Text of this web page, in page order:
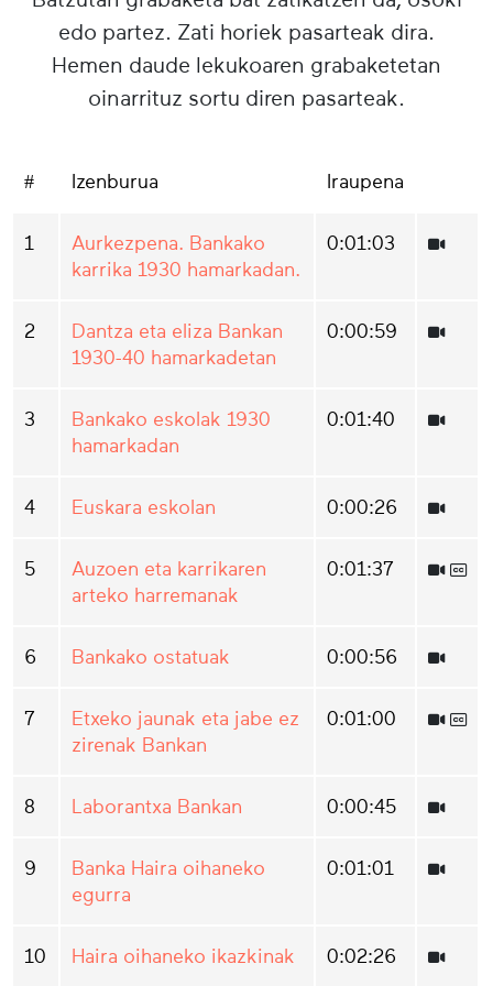
edo partez. Zati horiek pasarteak dira.
Hemen daude lekukoaren grabaketetan
oinarrituz sortu diren pasarteak.
# Izenburua Iraupena
1
Aurkezpena. Bankako
karrika 1930 hamarkadan.
0:01:03
2
Dantza eta eliza Bankan
1930-40 hamarkadetan
0:00:59
3
Bankako eskolak 1930
hamarkadan
0:01:40
4 Euskara eskolan 0:00:26
5
Auzoen eta karrikaren
arteko harremanak
0:01:37
6 Bankako ostatuak 0:00:56
7
Etxeko jaunak eta jabe ez
zirenak Bankan
0:01:00
8 Laborantxa Bankan 0:00:45
9
Banka Haira oihaneko
egurra
0:01:01
10 Haira oihaneko ikazkinak 0:02:26